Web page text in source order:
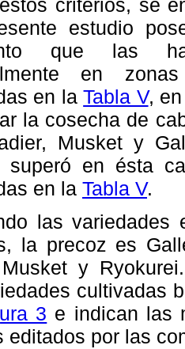
criterios, se
estudio
que las
en
en laTabla V,
la cosecha de
Musket y
superó en ésta
en la Tabla V.
las
la precoz es
y
cultivadas
3 e indican las
editados por las